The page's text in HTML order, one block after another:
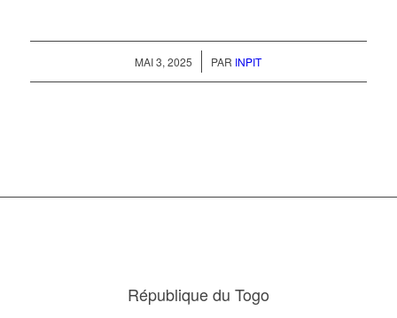
MAI 3, 2025
/ PAR INPIT
République du Togo